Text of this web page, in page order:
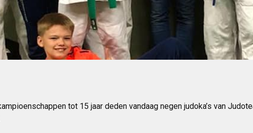
tot 15 jaar deden vandaag negen judoka’s van